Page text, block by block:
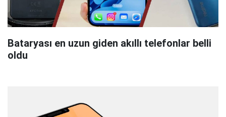
Bataryası en uzun giden akıllı telefonlar belli
oldu